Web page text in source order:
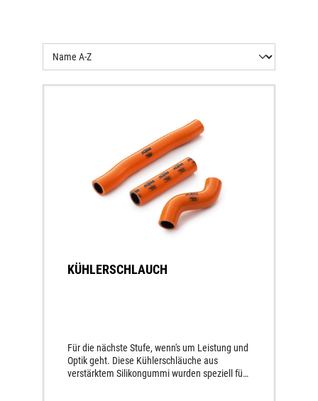
KÜHLERSCHLAUCH
Für die nächste Stufe, wenn's um Leistung und
Optik geht. Diese Kühlerschläuche aus
verstärktem Silikongummi wurden speziell für